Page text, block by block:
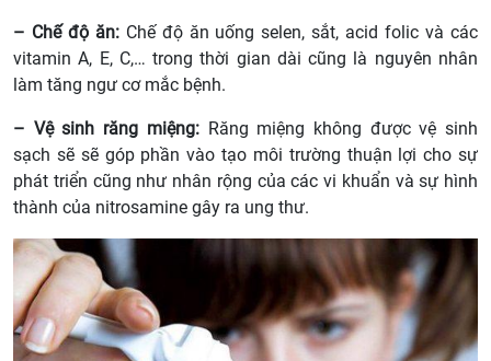
– Chế độ ăn: Chế độ ăn uống selen, sắt, acid folic và các
vitamin A, E, C,… trong thời gian dài cũng là nguyên nhân
làm tăng ngư cơ mắc bệnh.
– Vệ sinh răng miệng: Răng miệng không được vệ sinh
sạch sẽ sẽ góp phần vào tạo môi trường thuận lợi cho sự
phát triển cũng như nhân rộng của các vi khuẩn và sự hình
thành của nitrosamine gây ra ung thư.